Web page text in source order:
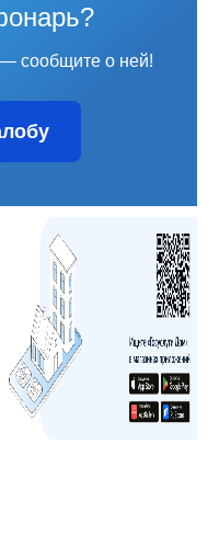
сообщите о ней!